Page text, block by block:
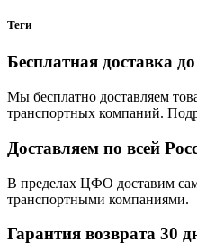
Теги
Бесплатная доставка
Мы бесплатно доставляем
транспортных компаний.
Доставляем по всей
В пределах ЦФО доставим
транспортными компаниями.
Гарантия возврата 30